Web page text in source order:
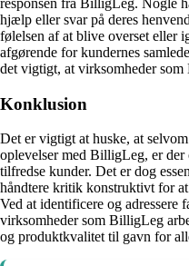
responsen fra BilligLeg. Nogle
hjælp eller svar på deres
følelsen af at blive overset eller
afgørende for kundernes
det vigtigt, at virksomheder
Konklusion
Det er vigtigt at huske, at
oplevelser med BilligLeg, er der
tilfredse kunder. Det er dog
håndtere kritik konstruktivt for
Ved at identificere og adressere
virksomheder som BilligLeg
og produktkvalitet til gavn for